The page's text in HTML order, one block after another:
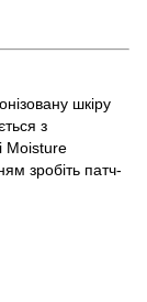
шкіру
з
і Moisture
зробіть патч-